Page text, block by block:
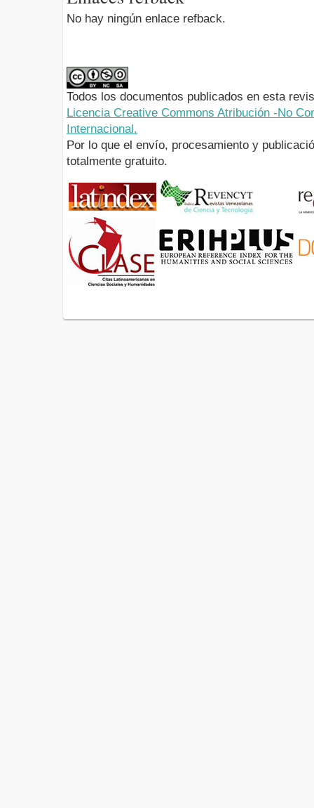
No hay ningún enlace refback.
Todos los documentos publicados en esta
Licencia Creative Commons Atribución -No
Internacional.
Por lo que el envío, procesamiento y
totalmente gratuito.